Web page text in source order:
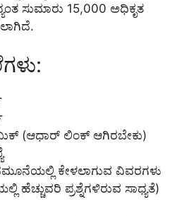
ಸುಮಾರು 15,000 ಅಧಿಕೃತ
(ಆಧಾರ್ ಲಿಂಕ್ ಆಗಿರಬೇಕು)
ಕೇಳಲಾಗುವ ವಿವರಗಳು
ಹೆಚ್ಚುವರಿ ಪ್ರಶ್ನೆಗಳಿರುವ ಸಾಧ್ಯತೆ)